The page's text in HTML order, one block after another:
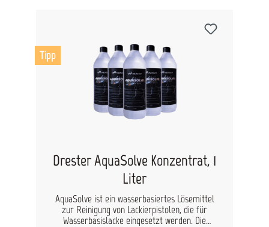
Abzugseinheit rundes Waschbecken ohne
Schweissnähte zur einfachen und bequemen
Wartung mit einem Luftregulator und einem
Wasserabscheider für eine lange Lebensdauer
ausgerüstet ATEX Kategorie 2 Technische Daten:
Luftversorgung: 7-12 bar Luftverbrauch: 250
l/min Leistung der Abzugseinheit (mit 15 m
Abzugsschlauch): 140 m³ / h Leistung der
Abzugseinheit (mit 5 m Abzugsschlauch): 180 m³
/ h Abzugseinheit:Ø 125 mm Gewicht: 30 kg Höhe:
Tipp
Drester AquaSolve Konzentrat, 1
Liter
AquaSolve ist ein wasserbasiertes Lösemittel
zur Reinigung von Lackierpistolen, die für
Wasserbasislacke eingesetzt werden. Die